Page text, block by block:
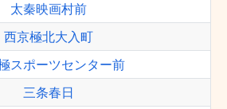
太秦映画村前
西京極北大入町
スポーツセンター前
三条春日